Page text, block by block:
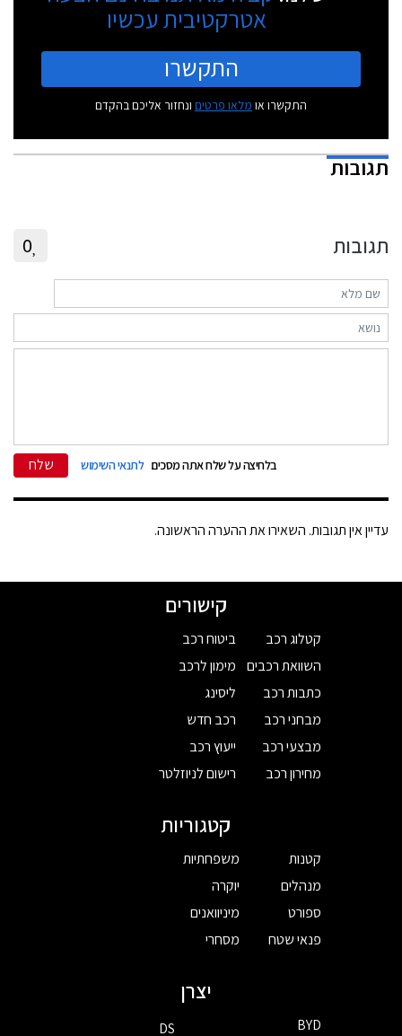
אטרקטיבית עכשיו
התקשרו
התקשרו או מלאו פרטים ונחזור אליכם בהקדם
תגובות
תגובות 0
בלחיצה על שלח אתה מסכים לתנאי השימוש שלח
עדיין אין תגובות. השאירו את ההערה הראשונה.
קישורים
קטלוג רכב
השוואת רכבים
כתבות רכב
מבחני רכב
מבצעי רכב
מחירון רכב
ביטוח רכב
מימון לרכב
ליסינג
רכב חדש
ייעוץ רכב
רישום לניוזלטר
קטגוריות
קטנות
מנהלים
ספורט
פנאי שטח
משפחתיות
יוקרה
מיניוואנים
מסחרי
יצרן
BYD
DS